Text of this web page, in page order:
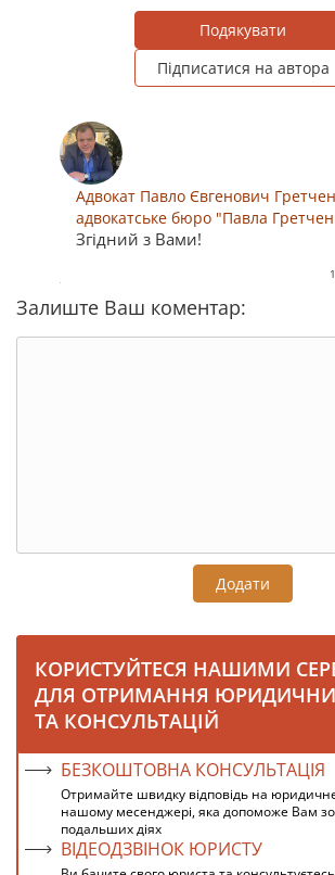
Подякувати
Підписатися на автора
Адвокат Павло Євгенович
адвокатське бюро "Павла
Згідний з Вами!
Залиште Ваш коментар:
Додати
КОРИСТУЙТЕСЯ НАШИМИ
ДЛЯ ОТРИМАННЯ
ТА КОНСУЛЬТАЦІЙ
БЕЗКОШТОВНА КОНСУЛЬТАЦІЯ
Отримайте швидку відповідь на
нашому месенджері, яка допоможе Вам
подальших діях
ВІДЕОДЗВІНОК ЮРИСТУ